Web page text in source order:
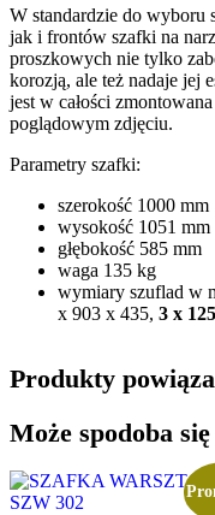
W standardzie do wyboru
jak i frontów szafki na
proszkowych nie tylko
korozją, ale też nadaje jej
jest w całości
poglądowym zdjęciu.
Parametry szafki:
szerokość 1000 mm
wysokość 1051 mm
głębokość 585 mm
waga 135 kg
wymiary szuflad w
x 903 x 435, 3 x 125
Produkty
Może spodoba